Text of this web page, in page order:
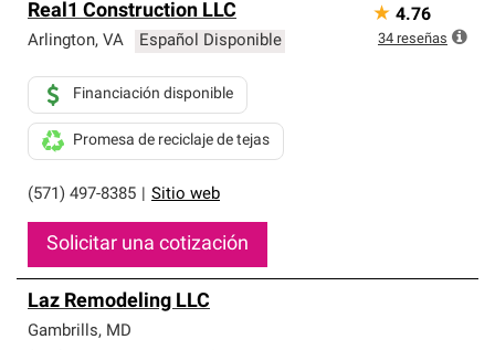
Real1 Construction LLC
Arlington, VA Español Disponible
(571) 497-8385 Sitio web
Financiación disponible
Promesa de reciclaje de tejas
Solicitar una cotización
★ 4.76
34 reseñas
Laz Remodeling LLC
Gambrills, MD